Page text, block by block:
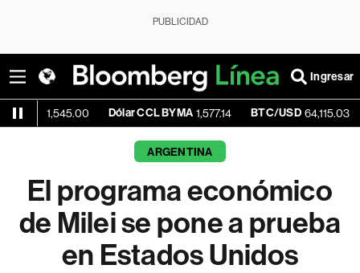
PUBLICIDAD
Ingresar
1,545.00 Dólar CCL BYMA 1,577.14 BTC/USD 64,115.03
ARGENTINA
El programa económico
de Milei se pone a prueba
en Estados Unidos